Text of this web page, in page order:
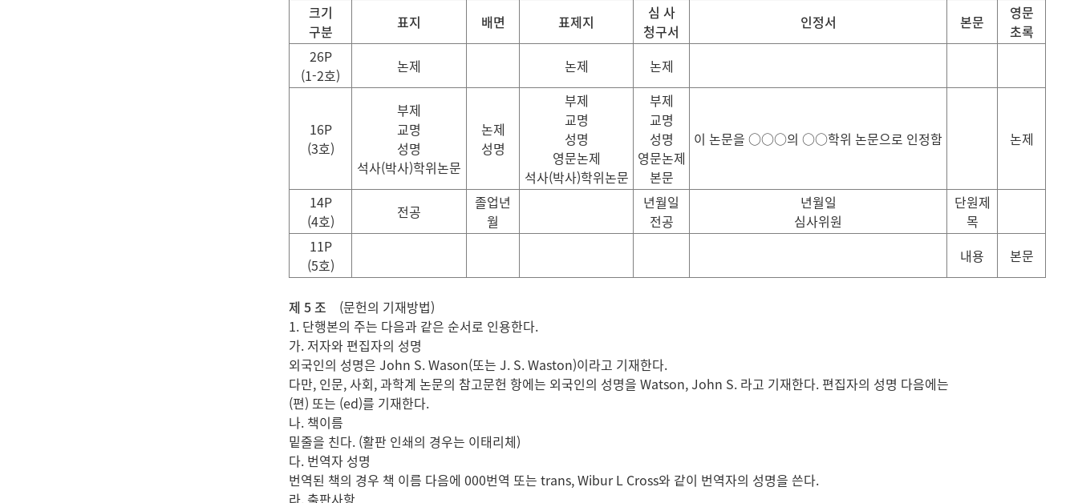
크기
구분
표지 배면 표제지
심 사
청구서
인정서 본문
영문
초록
26P
(1-2호) 논제 논제 논제
16P
(3호)
부제
교명
성명
석사(박사)학위논문
논제
성명
부제
교명
성명
영문논제
석사(박사)학위논문
부제
교명
성명
영문논제
본문
이 논문을 ○○○의 ○○학위 논문으로 인정함 논제
14P
(4호) 전공
졸업년
월
년월일
전공
년월일
심사위원
단원제
목
11P
(5호) 내용 본문
제 5 조 (문헌의 기재방법)
1. 단행본의 주는 다음과 같은 순서로 인용한다.
가. 저자와 편집자의 성명
외국인의 성명은 John S. Wason(또는 J. S. Waston)이라고 기재한다.
다만, 인문, 사회, 과학계 논문의 참고문헌 항에는 외국인의 성명을 Watson, John S. 라고 기재한다. 편집자의 성명 다음에는
(편) 또는 (ed)를 기재한다.
나. 책이름
밑줄을 친다. (활판 인쇄의 경우는 이태리체)
다. 번역자 성명
번역된 책의 경우 책 이름 다음에 000번역 또는 trans, Wibur L Cross와 같이 번역자의 성명을 쓴다.
라. 출판사항